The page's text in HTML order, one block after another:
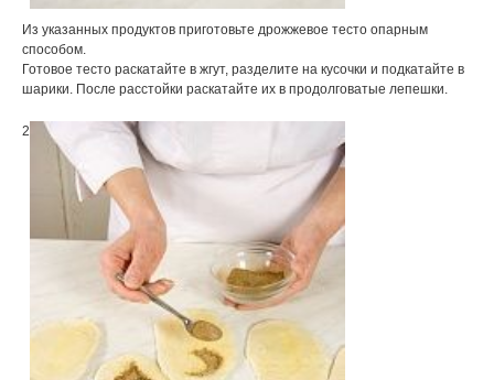
Из указанных продуктов приготовьте дрожжевое тесто опарным
способом.
Готовое тесто раскатайте в жгут, разделите на кусочки и подкатайте в
шарики. После расстойки раскатайте их в продолговатые лепешки.
2